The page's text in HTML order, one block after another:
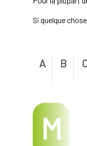
Si quelque
A B
M